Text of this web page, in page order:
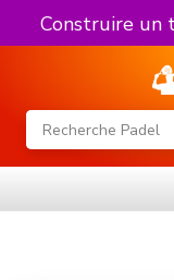
Construire un